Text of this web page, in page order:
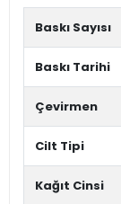
Baskı Sayısı
Baskı Tarihi
Çevirmen
Cilt Tipi
Kağıt Cinsi